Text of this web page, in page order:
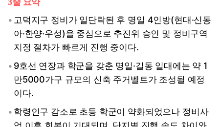
고덕지구 정비가 일단락된 후 명일 4인방(현대·신동
아·한양·우성)을 중심으로 추진위 승인 및 정비구역
지정 절차가 빠르게 진행 중이다.
9호선 연장과 학군을 갖춘 명일·길동 일대에는 약 1
만5000가구 규모의 신축 주거벨트가 조성될 예정
이다.
학령인구 감소로 초등 학군이 약화되었으나 정비사